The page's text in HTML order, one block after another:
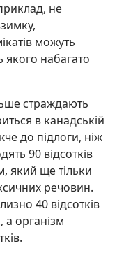
не
можуть
якого набагато
страждають
в канадській
до підлоги, ніж
90 відсотків
який ще тільки
речовин.
40 відсотків
організм